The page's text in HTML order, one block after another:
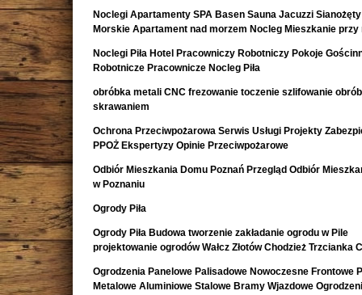
Noclegi Apartamenty SPA Basen Sauna Jacuzzi
Morskie Apartament nad morzem Nocleg Mieszkanie przy
Noclegi Piła Hotel Pracowniczy Robotniczy Pokoje
Robotnicze Pracownicze Nocleg Piła
obróbka metali CNC frezowanie toczenie szlifowanie
skrawaniem
Ochrona Przeciwpożarowa Serwis Usługi Projekty
PPOŻ Ekspertyzy Opinie Przeciwpożarowe
Odbiór Mieszkania Domu Poznań Przegląd Odbiór
w Poznaniu
Ogrody Piła
Ogrody Piła Budowa tworzenie zakładanie ogrodu w Pile
projektowanie ogrodów Wałcz Złotów Chodzież Trzcianka
Ogrodzenia Panelowe Palisadowe Nowoczesne Frontowe
Metalowe Aluminiowe Stalowe Bramy Wjazdowe